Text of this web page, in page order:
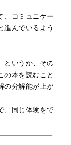
、コミュニケー
進んでいるよう
というか、その
の本を読むこと
の分解能が上が
、同じ体験をで